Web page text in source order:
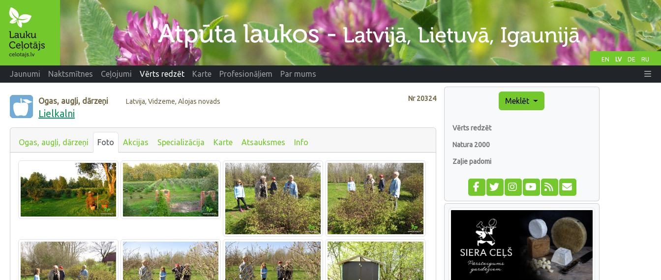
EN LV DE RU
Jaunumi Naktsmītnes Ceļojumi Vērts redzēt Karte Profesionāļiem Par mums
Nr20324
Ogas, augļi, dārzeņi Latvija, Vidzeme, Alojas novads
Lielkalni
Ogas, augļi, dārzeņi Foto Akcijas Specializācija Karte Atsauksmes Info
Meklēt
Vērts redzēt
Natura 2000
Zaļie padomi